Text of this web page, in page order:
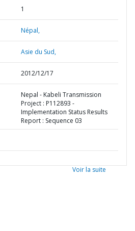
1
Népal,
Asie du Sud,
2012/12/17
Nepal - Kabeli Transmission
Project : P112893 -
Implementation Status Results
Report : Sequence 03
Voir la suite